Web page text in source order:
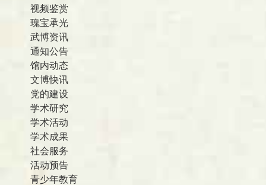
视频鉴赏
瑰宝承光
武博资讯
通知公告
馆内动态
文博快讯
党的建设
学术研究
学术活动
学术成果
社会服务
活动预告
青少年教育